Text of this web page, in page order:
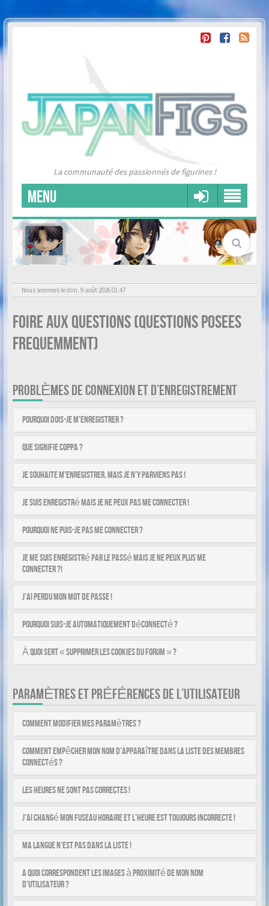
La communauté des passionnés de figurines !
MENU
Nous sommes le dim. 9 août 2026 01:47
Foire aux questions (Questions posees
frequemment)
PROBLÈMES DE CONNEXION ET D’ENREGISTREMENT
Pourquoi dois-je m’enregistrer ?
Que signifie COPPA ?
Je souhaite m’enregistrer, mais je n’y parviens pas !
Je suis enregistré mais je ne peux pas me connecter !
Pourquoi ne puis-je pas me connecter ?
Je me suis enregistré par le passé mais je ne peux plus me
connecter ?!
J’ai perdu mon mot de passe !
Pourquoi suis-je automatiquement déconnecté ?
À quoi sert « Supprimer les cookies du forum » ?
PARAMÈTRES ET PRÉFÉRENCES DE L’UTILISATEUR
Comment modifier mes paramètres ?
Comment empêcher mon nom d’apparaître dans la liste des membres
connectés ?
Les heures ne sont pas correctes !
J’ai changé mon fuseau horaire et l’heure est toujours incorrecte !
Ma langue n’est pas dans la liste !
A quoi correspondent les images à proximité de mon nom
d’utilisateur ?